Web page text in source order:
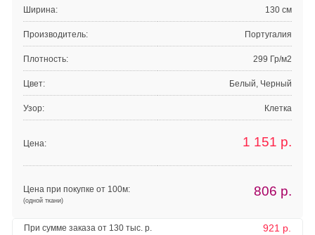
Ширина: 130 см
Производитель: Португалия
Плотность: 299 Гр/м2
Цвет: Белый, Черный
Узор: Клетка
Цена: 1 151 р.
Цена при покупке от 100м:
(одной ткани)
806 р.
При сумме заказа от 130 тыс. р. 921 р.